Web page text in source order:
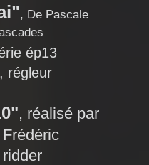
, De Pascale
ép13
régleur
, réalisé par